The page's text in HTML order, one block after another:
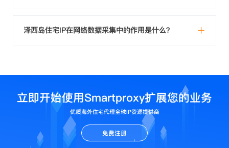
泽西岛住宅IP在网络数据采集中的作用是什么？
立即开始使用Smartproxy扩展您的业务
优质海外住宅代理全球IP资源提供商
免费注册